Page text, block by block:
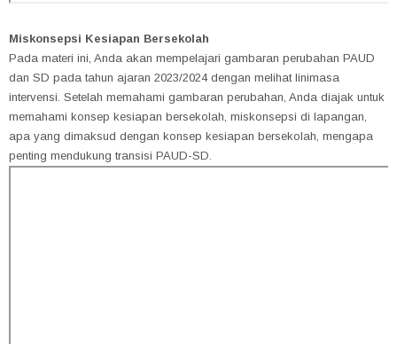
Miskonsepsi Kesiapan Bersekolah
Pada materi ini, Anda akan mempelajari gambaran perubahan PAUD
dan SD pada tahun ajaran 2023/2024 dengan melihat linimasa
intervensi. Setelah memahami gambaran perubahan, Anda diajak untuk
memahami konsep kesiapan bersekolah, miskonsepsi di lapangan,
apa yang dimaksud dengan konsep kesiapan bersekolah, mengapa
penting mendukung transisi PAUD-SD.